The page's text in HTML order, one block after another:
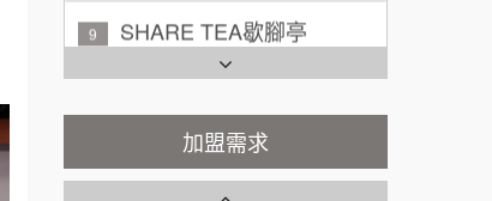
9 SHARE TEA歇腳亭
10 TEA TOP台灣第一味
Cozy coffee可集咖啡
加盟需求
吳 先生/小姐 屏東縣
加盟預算 100萬~200萬
周 先生/小姐
加盟預算 100萬 ~150萬